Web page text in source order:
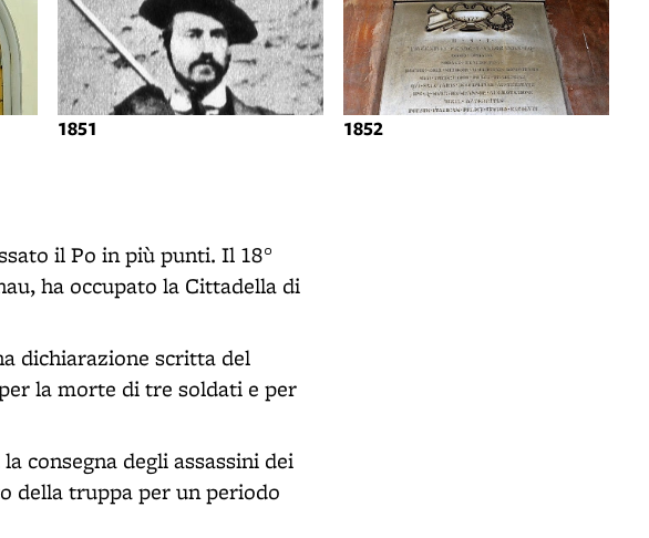
1851 1852
il Po in più punti. Il 18°
ha occupato la Cittadella di
dichiarazione scritta del
la morte di tre soldati e per
consegna degli assassini dei
della truppa per un periodo